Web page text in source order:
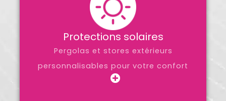
Protections solaires
Pergolas et stores extérieurs
personnalisables pour votre confort